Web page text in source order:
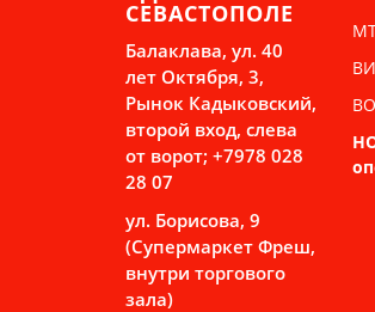
СЕВАСТОПОЛЕ
Балаклава, ул. 40
лет Октября, 3,
Рынок Кадыковский,
второй вход, слева
от ворот; +7978 028
28 07
ул. Борисова, 9
(Супермаркет Фреш,
внутри торгового
зала)